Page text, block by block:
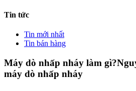
Tin tức
Tin mới nhất
Tin bán hàng
Máy dò nhấp nháy làm
máy dò nhấp nháy